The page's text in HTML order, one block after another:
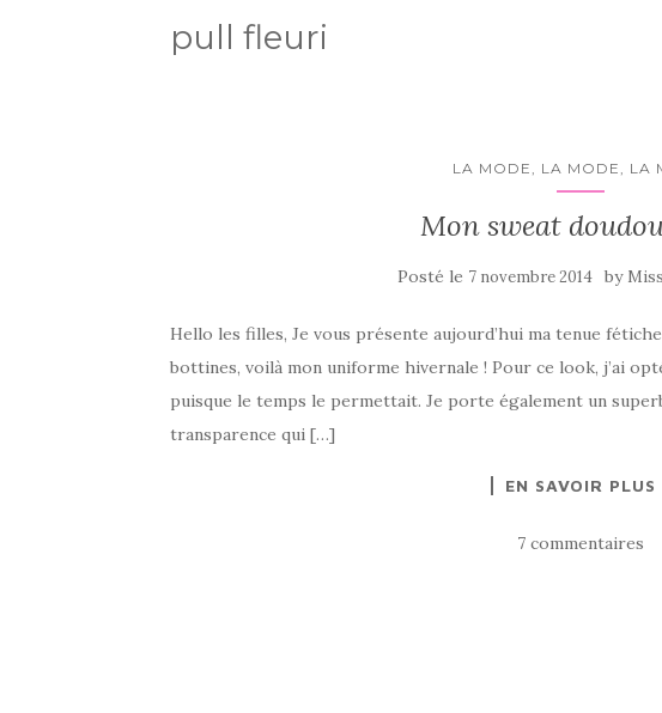
pull fleuri
LA MODE, LA MODE, LA
Mon sweat
Posté le 7 novembre 2014 by
Hello les filles, Je vous présente aujourd’hui ma tenue
bottines, voilà mon uniforme hivernale ! Pour ce look, j’ai
puisque le temps le permettait. Je porte également un
transparence qui […]
EN SAVOIR PLUS
7 commentaires